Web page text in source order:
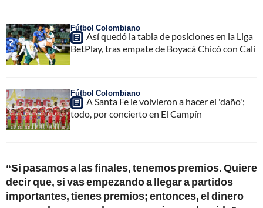
Fútbol Colombiano
Así quedó la tabla de posiciones en la Liga
BetPlay, tras empate de Boyacá Chicó con Cali
Fútbol Colombiano
A Santa Fe le volvieron a hacer el 'daño';
todo, por concierto en El Campín
“Si pasamos a las finales, tenemos premios. Quiere
decir que, si vas empezando a llegar a partidos
importantes, tienes premios; entonces, el dinero